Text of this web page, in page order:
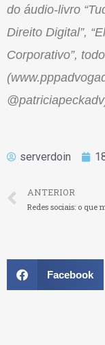
do áudio-livro
Direito Digital”,
Corporativo”,
serverdoin
ANTERIOR
Facebook